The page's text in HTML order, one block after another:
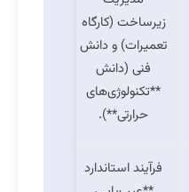
زیرساخت (کارگاه
تعمیرات) و دانش
فنی (دانش
**تکنولوژی‌های
حرارتی**).
فرآیند استاندارد